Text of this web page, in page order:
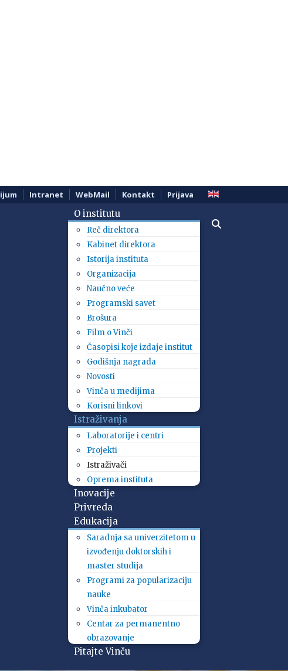
Intranet WebMail Kontakt Prijava
O institutu
Reč direktora
Kabinet direktora
Istorija instituta
Organizacija
Naučno veće
Programski savet
Brošura
Film o Vinči
Časopisi koje izdaje institut
Godišnja nagrada
Novosti
Vinča u medijima
Korisni linkovi
Istraživanja
Laboratorije i centri
Projekti
Istraživači
Oprema instituta
Inovacije
Privreda
Edukacija
Saradnja sa univerzitetom u
izvođenju doktorskih i
master studija
Programi za popularizaciju
nauke
Vinča inkubator
Centar za permanentno
obrazovanje
Pitajte Vinču